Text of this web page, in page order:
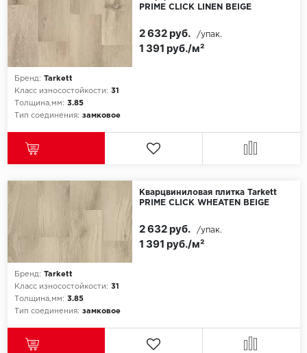
PRIME CLICK LINEN BEIGE
Бренд: Tarkett
Класс износостойкости: 31
Толщина,мм: 3.85
Тип соединения: замковое
1 391 руб./м²
2 632 руб. /упак.
Кварцвиниловая плитка Tarkett
PRIME CLICK WHEATEN BEIGE
Бренд: Tarkett
Класс износостойкости: 31
Толщина,мм: 3.85
Тип соединения: замковое
1 391 руб./м²
2 632 руб. /упак.